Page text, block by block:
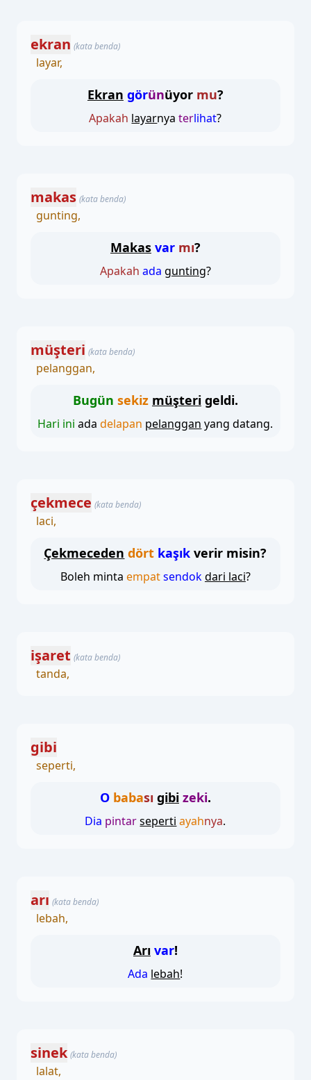
ekran (kata benda)
layar,
Ekran görünüyor mu?
Apakah layarnyaterlihat?
makas (kata benda)
gunting,
Makas var mı?
Apakah ada gunting?
müşteri (kata benda)
pelanggan,
Bugün sekiz müşterigeldi.
Hari ini adadelapan pelanggan yang datang.
çekmece (kata benda)
laci,
Çekmeceden dört kaşık verir misin?
Boleh minta empatsendokdari laci?
işaret (kata benda)
tanda,
gibi
seperti,
O babası gibi zeki.
Dia pintar seperti ayahnya.
arı (kata benda)
lebah,
Arı var!
Ada lebah!
sinek (kata benda)
lalat,